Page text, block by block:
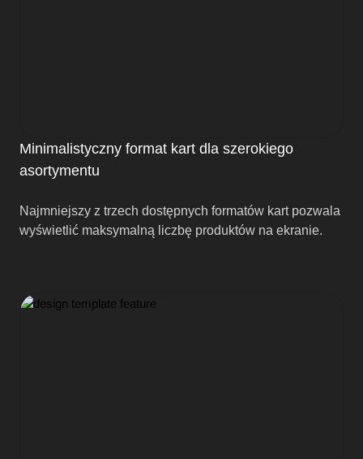
Minimalistyczny format kart dla szerokiego
asortymentu
Najmniejszy z trzech dostępnych formatów kart pozwala
wyświetlić maksymalną liczbę produktów na ekranie.